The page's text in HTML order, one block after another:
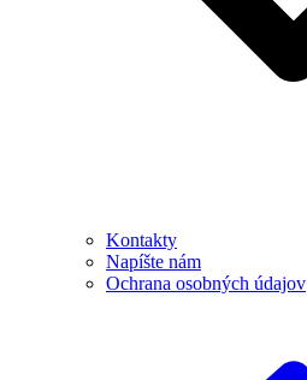
Kontakty
Napíšte nám
Ochrana osobných údajov